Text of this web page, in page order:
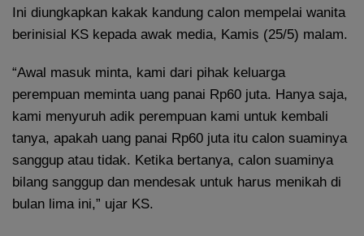
Ini diungkapkan kakak kandung calon mempelai wanita
berinisial KS kepada awak media, Kamis (25/5) malam.
“Awal masuk minta, kami dari pihak keluarga
perempuan meminta uang panai Rp60 juta. Hanya saja,
kami menyuruh adik perempuan kami untuk kembali
tanya, apakah uang panai Rp60 juta itu calon suaminya
sanggup atau tidak. Ketika bertanya, calon suaminya
bilang sanggup dan mendesak untuk harus menikah di
bulan lima ini,” ujar KS.